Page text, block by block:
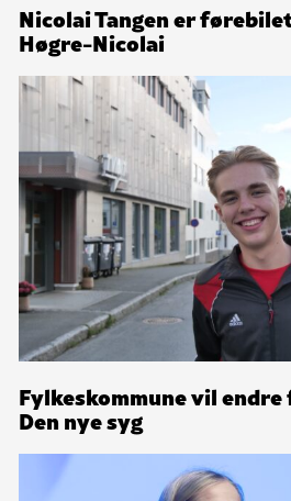
Nicolai Tangen er
Høgre-Nicolai
Fylkeskommune vil
Den nye syg